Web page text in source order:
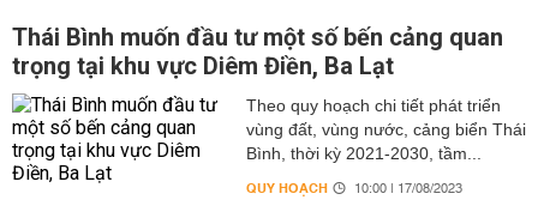
Thái Bình muốn đầu tư một số bến cảng quan
trọng tại khu vực Diêm Điền, Ba Lạt
Theo quy hoạch chi tiết phát triển
vùng đất, vùng nước, cảng biển Thái
Bình, thời kỳ 2021-2030, tầm...
QUY HOẠCH 10:00 | 17/08/2023